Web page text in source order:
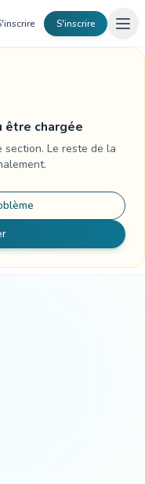
S'inscrire
être chargée
Le reste de la